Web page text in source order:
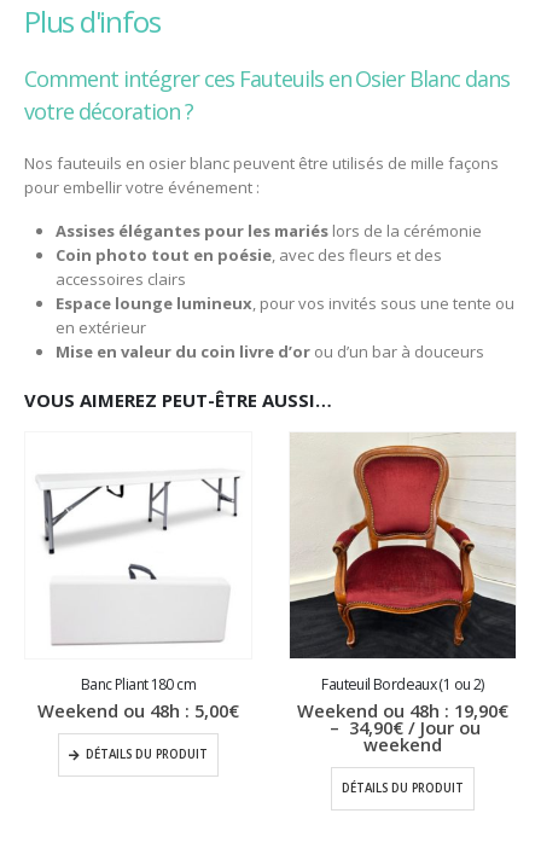
plus d'infos
Comment intégrer ces Fauteuils en Osier Blanc dans
votre décoration ?
Nos fauteuils en osier blanc peuvent être utilisés de mille façons
pour embellir votre événement :
Assises élégantes pour les mariés lors de la cérémonie
Coin photo tout en poésie, avec des fleurs et des
accessoires clairs
Espace lounge lumineux, pour vos invités sous une tente ou
en extérieur
Mise en valeur du coin livre d’or ou d’un bar à douceurs
VOUS AIMEREZ PEUT-ÊTRE AUSSI…
Banc Pliant 180 cm
Weekend ou 48h : 5,00€
DÉTAILS DU PRODUIT
Fauteuil Bordeaux (1 ou 2)
Weekend ou 48h : 19,90€
– 34,90€Plage
de
19,90€
à
34,90€
/ Jour ou
weekend
DÉTAILS DU PRODUIT